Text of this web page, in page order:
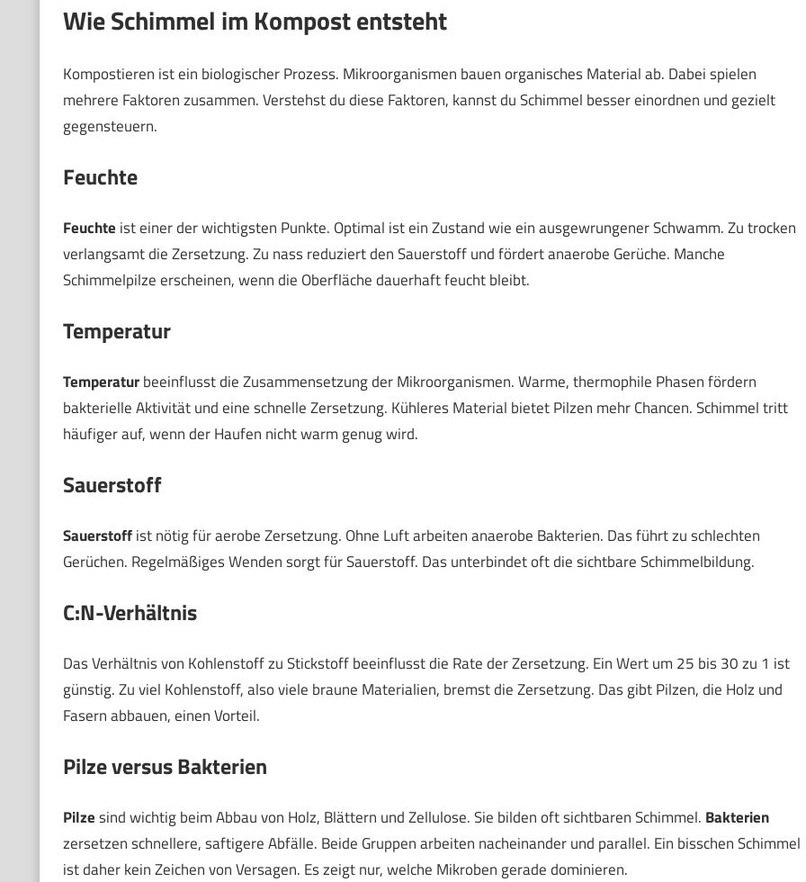
Wie Schimmel im Kompost entsteht
Kompostieren ist ein biologischer Prozess. Mikroorganismen bauen organisches Material ab. Dabei spielen
mehrere Faktoren zusammen. Verstehst du diese Faktoren, kannst du Schimmel besser einordnen und gezielt
gegensteuern.
Feuchte
Feuchte ist einer der wichtigsten Punkte. Optimal ist ein Zustand wie ein ausgewrungener Schwamm. Zu trocken
verlangsamt die Zersetzung. Zu nass reduziert den Sauerstoff und fördert anaerobe Gerüche. Manche
Schimmelpilze erscheinen, wenn die Oberfläche dauerhaft feucht bleibt.
Temperatur
Temperaturbeeinflusst die Zusammensetzung der Mikroorganismen. Warme, thermophile Phasen fördern
bakterielle Aktivität und eine schnelle Zersetzung. Kühleres Material bietet Pilzen mehr Chancen. Schimmel tritt
häufiger auf, wenn der Haufen nicht warm genug wird.
Sauerstoff
Sauerstoffist nötig für aerobe Zersetzung. Ohne Luft arbeiten anaerobe Bakterien. Das führt zu schlechten
Gerüchen. Regelmäßiges Wenden sorgt für Sauerstoff. Das unterbindet oft die sichtbare Schimmelbildung.
C:N-Verhältnis
Das Verhältnis von Kohlenstoff zu Stickstoff beeinflusst die Rate der Zersetzung. Ein Wert um 25 bis 30 zu 1 ist
günstig. Zu viel Kohlenstoff, also viele braune Materialien, bremst die Zersetzung. Das gibt Pilzen, die Holz und
Fasern abbauen, einen Vorteil.
Pilze versus Bakterien
Pilzesind wichtig beim Abbau von Holz, Blättern und Zellulose. Sie bilden oft sichtbaren Schimmel. Bakterien
zersetzen schnellere, saftigere Abfälle. Beide Gruppen arbeiten nacheinander und parallel. Ein bisschen Schimmel
ist daher kein Zeichen von Versagen. Es zeigt nur, welche Mikroben gerade dominieren.